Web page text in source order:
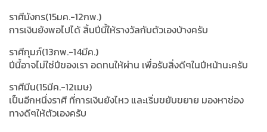
ราศีมังกร(15มค.-12กพ.)
การเงินยังพอไปได้ สิ้นปีนี้ให้รางวัลกับตัวเองบ้างครับ
ราศีกุมภ์(13กพ.-14มีค.)
ปีนี้อาจไม่ใช่ปีของเรา อดทนให้ผ่าน เพื่อรับสิ่งดีๆในปีหน้านะครับ
ราศีมีน(15มีค.-12เมษ)
เป็นอีกหนึ่งราศี ที่การเงินยังไหว และเริ่มขยับขยาย มองหาช่อง
ทางดีๆให้ตัวเองครับ